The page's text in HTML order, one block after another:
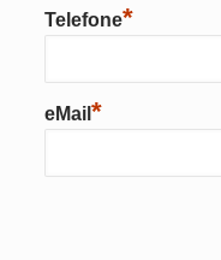
Telefone*
eMail *